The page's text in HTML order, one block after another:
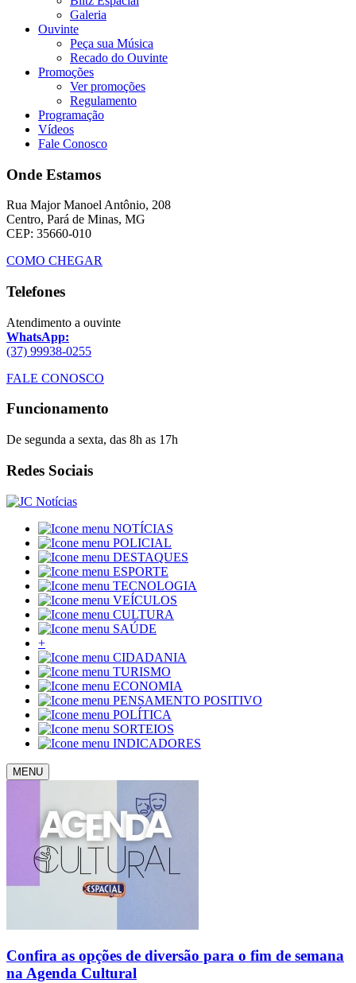
Galeria
Ouvinte
Peça sua Música
Recado do Ouvinte
Promoções
Ver promoções
Regulamento
Programação
Vídeos
Fale Conosco
Onde Estamos
Rua Major Manoel Antônio, 208
Centro, Pará de Minas, MG
CEP: 35660-010
COMO CHEGAR
Telefones
Atendimento a ouvinte
WhatsApp:
(37) 99938-0255
FALE CONOSCO
Funcionamento
De segunda a sexta, das 8h as 17h
Redes Sociais
NOTÍCIAS
POLICIAL
DESTAQUES
ESPORTE
TECNOLOGIA
VEÍCULOS
CULTURA
SAÚDE
+
CIDADANIA
TURISMO
ECONOMIA
PENSAMENTO POSITIVO
POLÍTICA
SORTEIOS
INDICADORES
MENU
Confira as opções de diversão para o fim de semana
na Agenda Cultural